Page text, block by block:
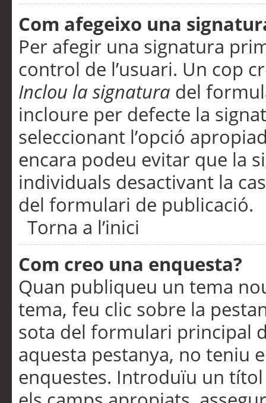
Com afegeixo una
Per afegir una signatura
control de l’usuari. Un cop
Inclou la signatura del
incloure per defecte la
seleccionant l’opció
encara podeu evitar que la
individuals desactivant la
del formulari de publicació.
Torna a l’inici
Com creo una enquesta?
Quan publiqueu un tema
tema, feu clic sobre la
sota del formulari principal
aquesta pestanya, no teniu
enquestes. Introduïu un